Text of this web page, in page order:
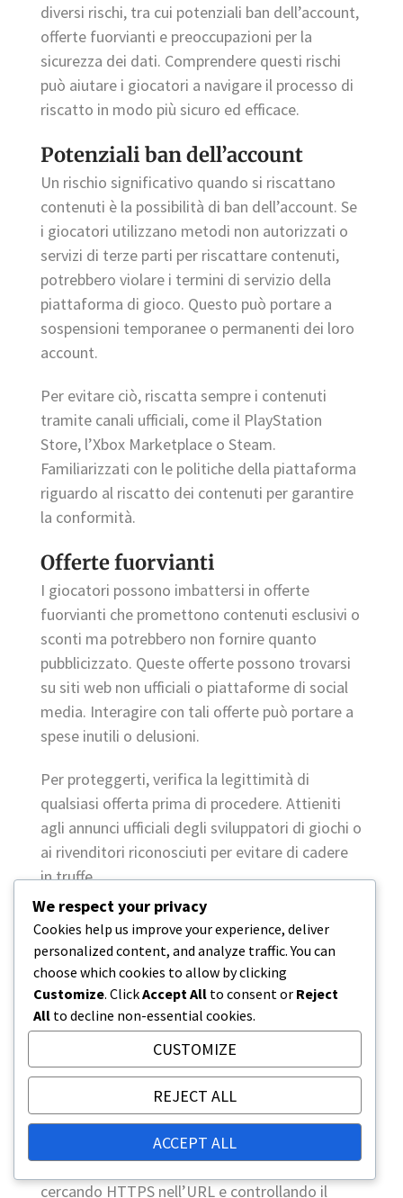
diversi rischi, tra cui potenziali ban dell’account,
offerte fuorvianti e preoccupazioni per la
sicurezza dei dati. Comprendere questi rischi
può aiutare i giocatori a navigare il processo di
riscatto in modo più sicuro ed efficace.
Potenziali ban dell’account
Un rischio significativo quando si riscattano
contenuti è la possibilità di ban dell’account. Se
i giocatori utilizzano metodi non autorizzati o
servizi di terze parti per riscattare contenuti,
potrebbero violare i termini di servizio della
piattaforma di gioco. Questo può portare a
sospensioni temporanee o permanenti dei loro
account.
Per evitare ciò, riscatta sempre i contenuti
tramite canali ufficiali, come il PlayStation
Store, l’Xbox Marketplace o Steam.
Familiarizzati con le politiche della piattaforma
riguardo al riscatto dei contenuti per garantire
la conformità.
Offerte fuorvianti
I giocatori possono imbattersi in offerte
fuorvianti che promettono contenuti esclusivi o
sconti ma potrebbero non fornire quanto
pubblicizzato. Queste offerte possono trovarsi
su siti web non ufficiali o piattaforme di social
media. Interagire con tali offerte può portare a
spese inutili o delusioni.
Per proteggerti, verifica la legittimità di
qualsiasi offerta prima di procedere. Attieniti
agli annunci ufficiali degli sviluppatori di giochi o
ai rivenditori riconosciuti per evitare di cadere
in truffe.
Preoccupazioni per la sicurezza
dei dati
La sicurezza dei dati è una considerazione
cruciale quando si riscattano contenuti di
Tekken 8. Inserire informazioni personali su siti
web non affidabili può esporre i giocatori a furti
di identità o tentativi di hacking. I criminali
informatici spesso creano siti falsi che imitano
piattaforme legittime per rubare dati sensibili.
Assicurati sempre che il sito web sia sicuro
cercando HTTPS nell’URL e controllando il
We respect your privacy
Cookies help us improve your experience, deliver
personalized content, and analyze traffic. You can
choose which cookies to allow by clicking
Customize. ClickAccept All to consent or Reject
All to decline non-essential cookies.
CUSTOMIZE
REJECT ALL
ACCEPT ALL